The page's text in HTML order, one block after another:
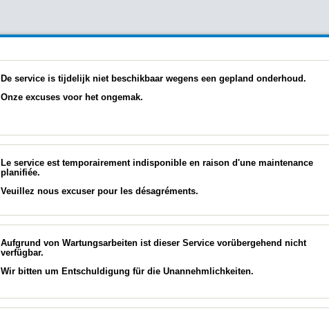
De service is tijdelijk niet beschikbaar wegens een gepland onderhoud.
Onze excuses voor het ongemak.
Le service est temporairement indisponible en raison d'une maintenance
planifiée.
Veuillez nous excuser pour les désagréments.
Aufgrund von Wartungsarbeiten ist dieser Service vorübergehend nicht
verfügbar.
Wir bitten um Entschuldigung für die Unannehmlichkeiten.